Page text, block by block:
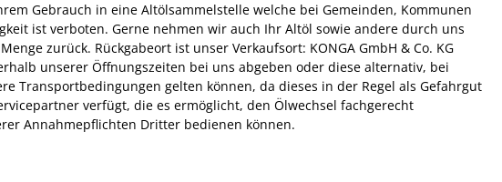
Gebrauch in eine Altölsammelstelle welche bei Gemeinden, Kommunen
ist verboten. Gerne nehmen wir auch Ihr Altöl sowie andere durch uns
zurück. Rückgabeort ist unser Verkaufsort: KONGA GmbH & Co. KG
unserer Öffnungszeiten bei uns abgeben oder diese alternativ, bei
Transportbedingungen gelten können, da dieses in der Regel als Gefahrgut
verfügt, die es ermöglicht, den Ölwechsel fachgerecht
Annahmepflichten Dritter bedienen können.